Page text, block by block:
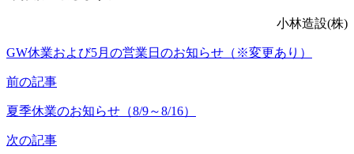
小林造設(株)
GW休業および5月の営業日のお知らせ（※変更あり）
前の記事
夏季休業のお知らせ（8/9～8/16）
次の記事